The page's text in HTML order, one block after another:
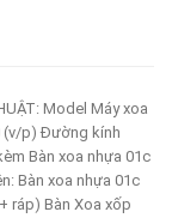
Model Máy xoa
(v/p) Đường kính
Bàn xoa nhựa 01c
Bàn xoa nhựa 01c
ráp) Bàn Xoa xốp